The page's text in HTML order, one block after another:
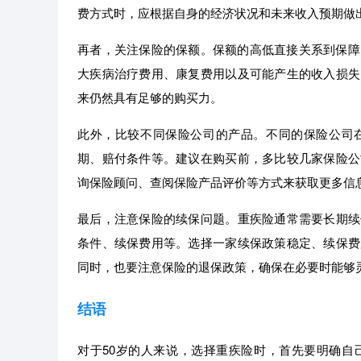
费方式时，应根据自身的经济状况和未来收入预期做
再者，关注保险的保额。保额的高低直接关系到保
大疾病治疗费用、康复费用以及可能产生的收入损
来仍然具有足够的购买力。
此外，比较不同保险公司的产品。不同的保险公
期、赔付条件等。建议在购买前，多比较几家保险
询保险顾问、查阅保险产品评价等方式来获取更多信
最后，注意保险的续保问题。重疾险通常需要长期
条件、续保费用等。选择一家续保政策稳定、续保
同时，也要注意保险的退保政策，确保在必要时能够
结语
对于50岁的人来说，选择重疾险时，首先要明确